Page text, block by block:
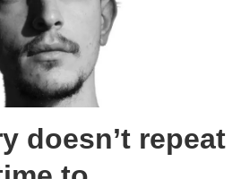
doesn’t repeat